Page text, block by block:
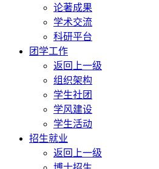
论著成果
学术交流
科研平台
团学工作
返回上一级
组织架构
学生社团
学风建设
学生活动
招生就业
返回上一级